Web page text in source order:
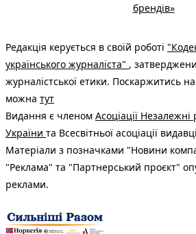
брендів»
Редакція керується в своїй роботі
українського журналіста" ,
журналістської етики. Поскаржитись на
можна тут
Видання є членом Асоціації Незалежні
України та Всесвітньої асоціації
Матеріали з позначками "Новини
"Реклама" та "Партнерський проєкт"
реклами.